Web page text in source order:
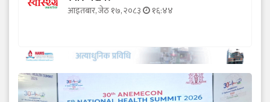
आइतबार, जेठ १७, २०८३ १६:४४